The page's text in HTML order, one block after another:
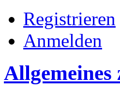
Registrieren
Anmelden
Allgemeines